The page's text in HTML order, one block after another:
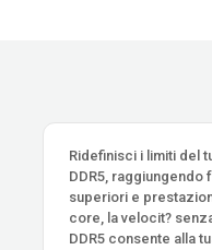
Ridefinisci i limiti del
DDR5,
superiori e
core, la velocit?
DDR5 consente alla